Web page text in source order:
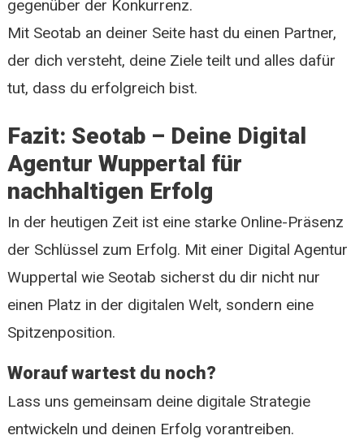
gegenüber der Konkurrenz.
Mit Seotab an deiner Seite hast du einen Partner,
der dich versteht, deine Ziele teilt und alles dafür
tut, dass du erfolgreich bist.
Fazit: Seotab – Deine Digital
Agentur Wuppertal für
nachhaltigen Erfolg
In der heutigen Zeit ist eine starke Online-Präsenz
der Schlüssel zum Erfolg. Mit einer Digital Agentur
Wuppertal wie Seotab sicherst du dir nicht nur
einen Platz in der digitalen Welt, sondern eine
Spitzenposition.
Worauf wartest du noch?
Lass uns gemeinsam deine digitale Strategie
entwickeln und deinen Erfolg vorantreiben.